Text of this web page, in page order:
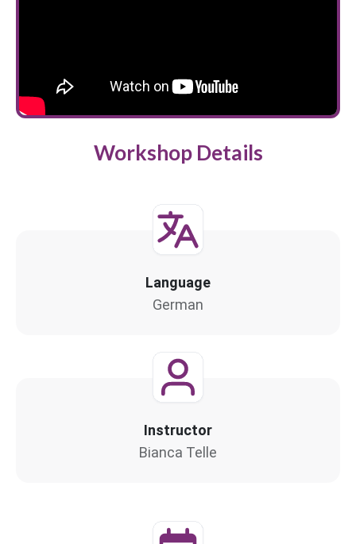
Workshop Details
Language
German
Instructor
Bianca Telle